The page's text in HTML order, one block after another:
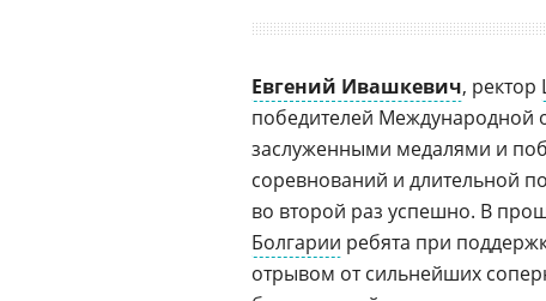
Евгений Ивашкевич, ректор
победителей Международной
заслуженными медалями и
соревнований и длительной
во второй раз успешно. В
Болгарии ребята при
отрывом от сильнейших